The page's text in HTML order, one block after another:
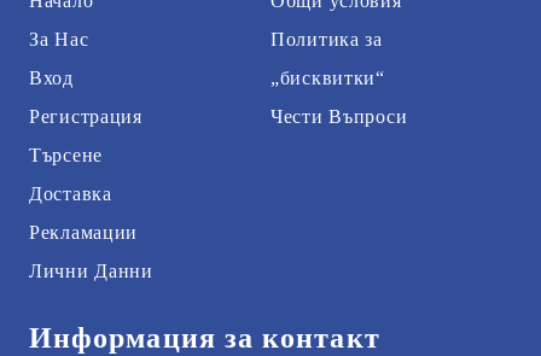
За Нас
Вход
Регистрация
Търсене
Доставка
Рекламации
Лични Данни
Политика за
„бисквитки“
Чести Въпроси
Информация за контакт